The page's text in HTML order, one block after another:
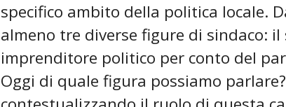
specifico ambito della politica locale.
almeno tre diverse figure di sindaco:
imprenditore politico per conto del
Oggi di quale figura possiamo